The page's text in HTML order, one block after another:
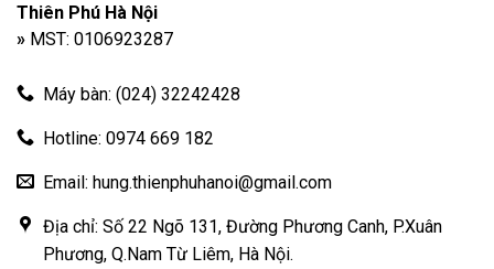
Thiên Phú Hà Nội
»MST: 0106923287
Máy bàn: (024) 32242428
Hotline: 0974 669 182
Email: hung.thienphuhanoi@gmail.com
Địa chỉ: Số 22 Ngõ 131, Đường Phương Canh, P.Xuân
Phương, Q.Nam Từ Liêm, Hà Nội.